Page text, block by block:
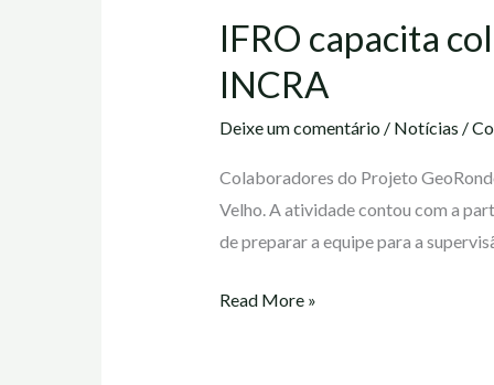
IFRO capacita
INCRA
Deixe um comentário / Notícias /
Colaboradores do Projeto
Velho. A atividade contou com a
de preparar a equipe para a
Read More »